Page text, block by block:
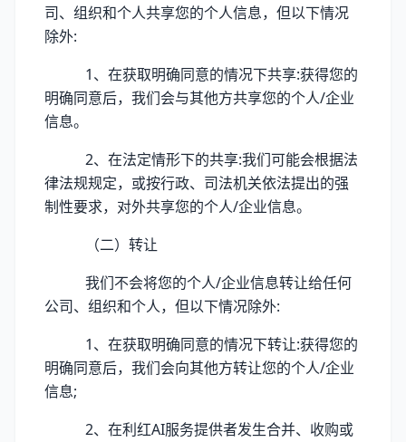
司、组织和个人共享您的个人信息，但以下情况
除外:
1、在获取明确同意的情况下共享:获得您的
明确同意后，我们会与其他方共享您的个人/企业
信息。
2、在法定情形下的共享:我们可能会根据法
律法规规定，或按行政、司法机关依法提出的强
制性要求，对外共享您的个人/企业信息。
（二）转让
我们不会将您的个人/企业信息转让给任何
公司、组织和个人，但以下情况除外:
1、在获取明确同意的情况下转让:获得您的
明确同意后，我们会向其他方转让您的个人/企业
信息;
2、在利红AI服务提供者发生合并、收购或